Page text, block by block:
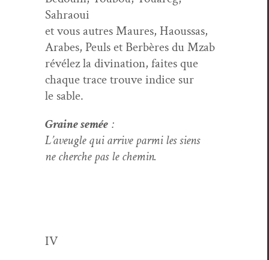
Sahraoui
et vous autres Mau­res, Haous­sas,
Arabes, Peuls et Berbères du Mzab
révélez la div­ina­tion, faites que
chaque trace trou­ve indice sur
le sable.
Graine semée:
L’aveugle qui arrive par­mi les siens
ne cherche pas le chemin.
IV